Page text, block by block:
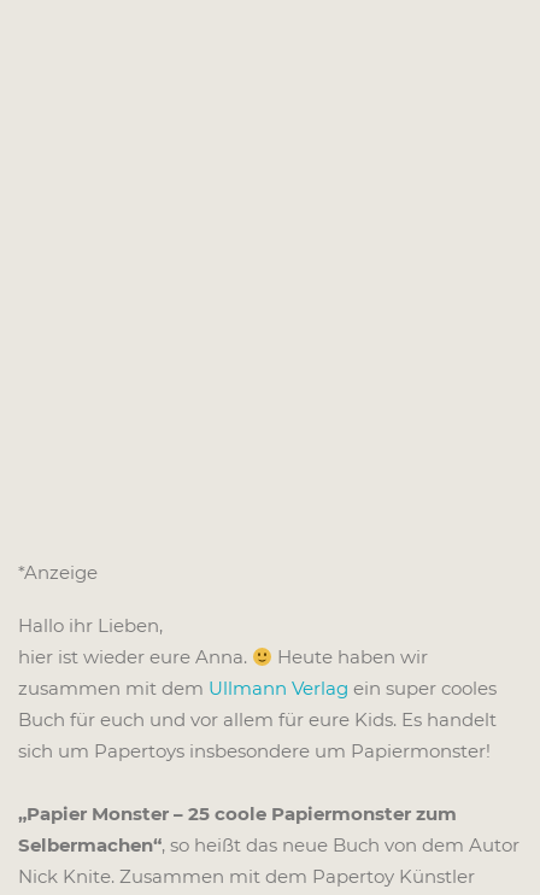
*Anzeige
Hallo ihr Lieben,
hier ist wieder eure Anna.
Heute haben wir
zusammen mit dem Ullmann Verlag ein super cooles
Buch für euch und vor allem für eure Kids. Es handelt
sich um Papertoys insbesondere um Papiermonster!
„Papier Monster – 25 coole Papiermonster zum
Selbermachen“, so heißt das neue Buch von dem Autor
Nick Knite. Zusammen mit dem Papertoy Künstler